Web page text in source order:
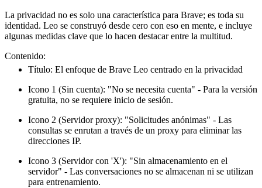
La privacidad no es solo una característica para Brave; es toda su
identidad. Leo se construyó desde cero con eso en mente, e incluye
algunas medidas clave que lo hacen destacar entre la multitud.
Contenido:
Título: El enfoque de Brave Leo centrado en la privacidad
Icono 1 (Sin cuenta): "No se necesita cuenta" - Para la versión
gratuita, no se requiere inicio de sesión.
Icono 2 (Servidor proxy): "Solicitudes anónimas" - Las
consultas se enrutan a través de un proxy para eliminar las
direcciones IP.
Icono 3 (Servidor con 'X'): "Sin almacenamiento en el
servidor" - Las conversaciones no se almacenan ni se utilizan
para entrenamiento.